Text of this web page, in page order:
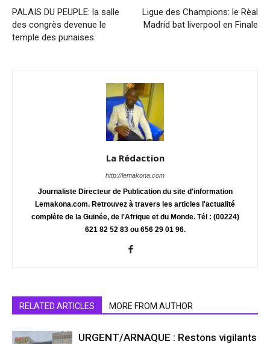
PALAIS DU PEUPLE: la salle
des congrès devenue le
temple des punaises
Ligue des Champions: le Rèal
Madrid bat liverpool en Finale
La Rédaction
http://lemakona.com
Journaliste Directeur de Publication du site d'information
Lemakona.com. Retrouvez à travers les articles l'actualité
complète de la Guinée, de l'Afrique et du Monde. Tél : (00224)
621 82 52 83 ou 656 29 01 96.
RELATED ARTICLES MORE FROM AUTHOR
URGENT/ARNAQUE : Restons vigilants